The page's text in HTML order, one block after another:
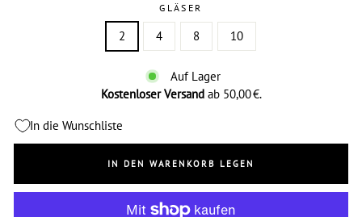
GLÄSER
2 4 8 10
Auf Lager
Kostenloser Versandab 50,00 €.
In die Wunschliste
IN DEN WARENKORB LEGEN